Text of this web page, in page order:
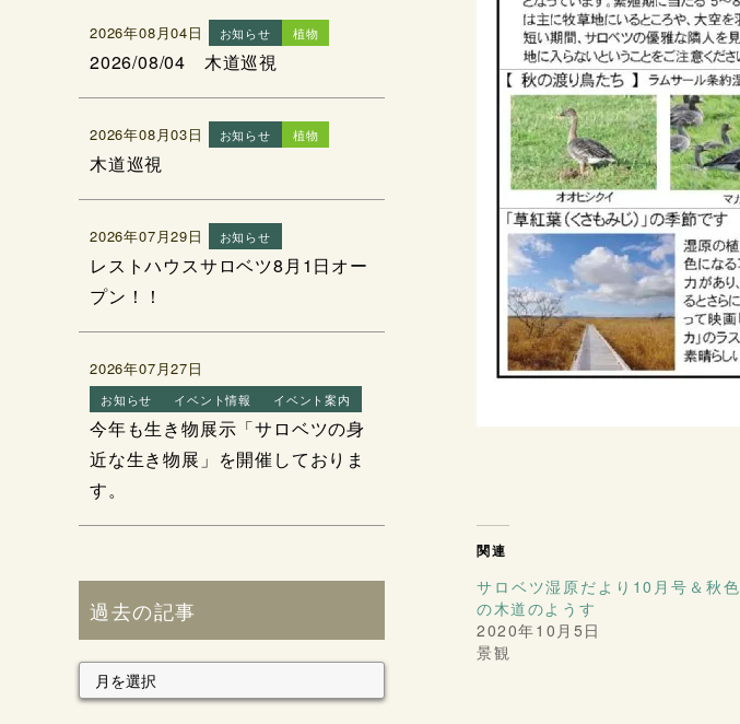
関連
サロベツ湿原だより10月号＆秋色
の木道のようす
2020年10月5日
景観
2026年08月04日 お知らせ 植物
2026/08/04 木道巡視
2026年08月03日 お知らせ 植物
木道巡視
2026年07月29日 お知らせ
レストハウスサロベツ8月1日オー
プン！！
2026年07月27日
お知らせ イベント情報 イベント案内
今年も生き物展示「サロベツの身
近な生き物展」を開催しておりま
す。
過去の記事